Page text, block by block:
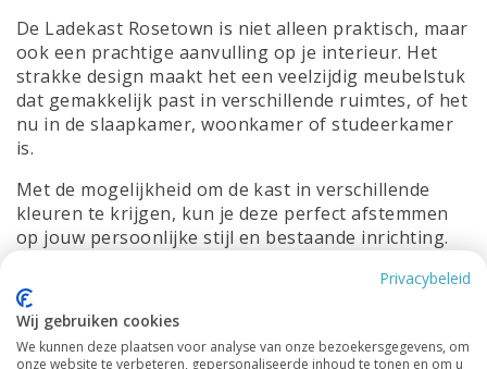
De Ladekast Rosetown is niet alleen praktisch, maar
ook een prachtige aanvulling op je interieur. Het
strakke design maakt het een veelzijdig meubelstuk
dat gemakkelijk past in verschillende ruimtes, of het
nu in de slaapkamer, woonkamer of studeerkamer
is.
Met de mogelijkheid om de kast in verschillende
kleuren te krijgen, kun je deze perfect afstemmen
op jouw persoonlijke stijl en bestaande inrichting.
garanderen dat de kast niet alleen mooi is, maar
ook duurzaam en lang meegaat.
Met de Ladekast Rosetown haal je een stijlvolle en
Privacybeleid
Wij gebruiken cookies
We kunnen deze plaatsen voor analyse van onze bezoekersgegevens, om
onze website te verbeteren, gepersonaliseerde inhoud te tonen en om u